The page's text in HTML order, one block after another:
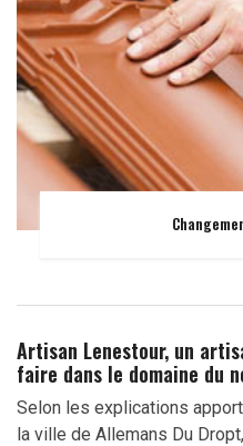
Artisan Lenestour, un
faire dans le domaine du
Selon les explications
la ville de Allemans Du